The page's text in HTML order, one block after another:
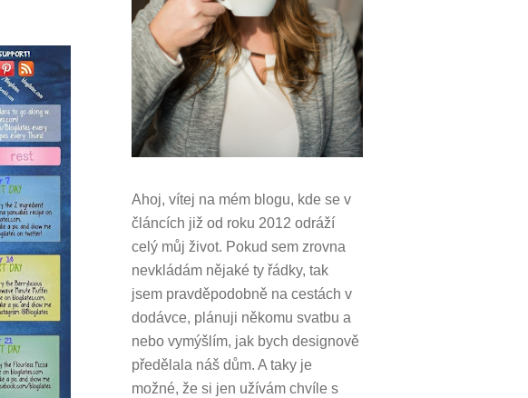
Ahoj, vítej na mém blogu, kde se v
článcích již od roku 2012 odráží
celý můj život. Pokud sem zrovna
nevkládám nějaké ty řádky, tak
jsem pravděpodobně na cestách v
dodávce, plánuji někomu svatbu a
nebo vymýšlím, jak bych designově
předělala náš dům.A taky je
možné, že si jen užívám chvíle s